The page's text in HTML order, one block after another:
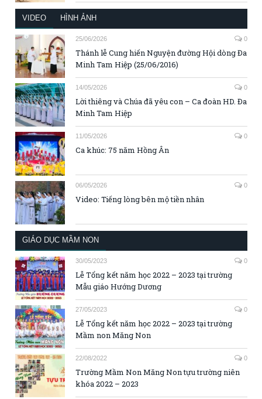
VIDEO HÌNH ẢNH
25/06/2026 0
Thánh lễ Cung hiến Nguyện đường Hội dòng Đa
Minh Tam Hiệp (25/06/2016)
14/05/2026 0
Lời thiêng và Chúa đã yêu con – Ca đoàn HD. Đa
Minh Tam Hiệp
11/05/2026 0
Ca khúc: 75 năm Hồng Ân
06/05/2026 0
Video: Tiếng lòng bên mộ tiền nhân
GIÁO DỤC MẦM NON
30/05/2023 0
Lễ Tổng kết năm học 2022 – 2023 tại trường
Mẫu giáo Hướng Dương
27/05/2023 0
Lễ Tổng kết năm học 2022 – 2023 tại trường
Mầm non Măng Non
22/08/2022 0
Trường Mầm Non Măng Non tựu trường niên
khóa 2022 – 2023